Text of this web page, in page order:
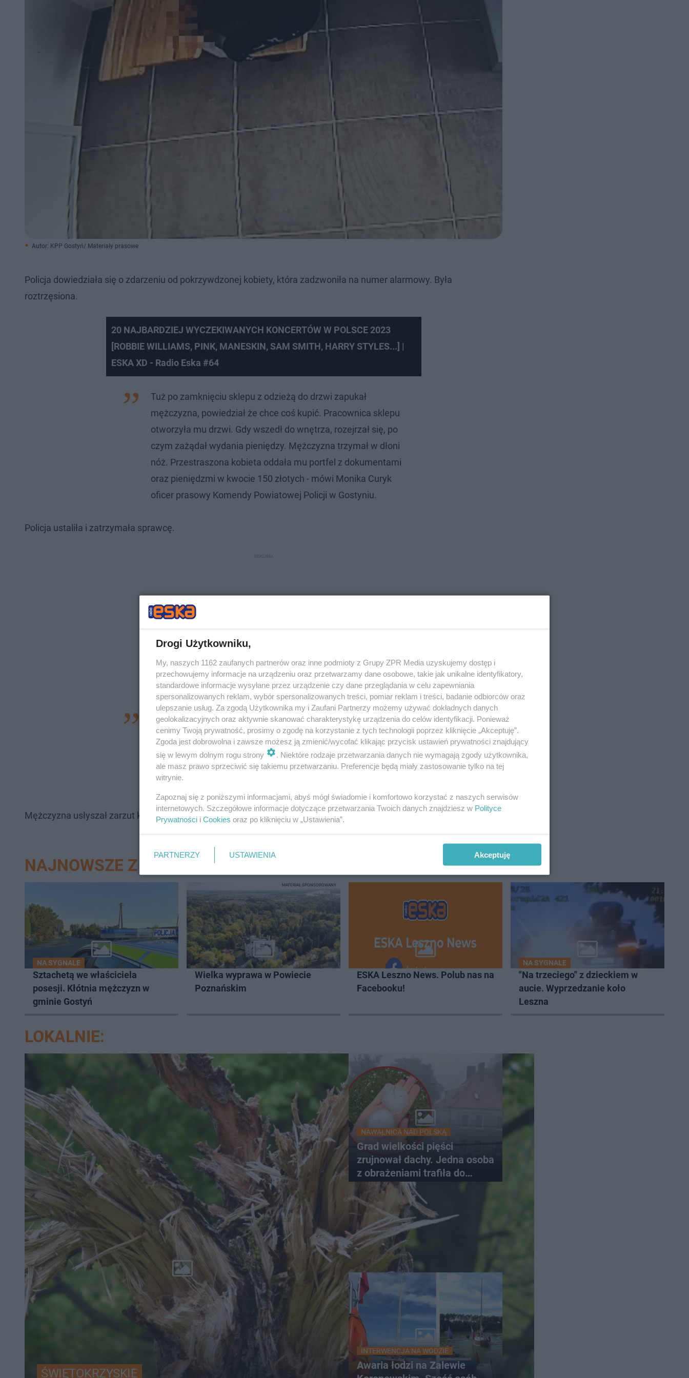
Autor: KPP Gostyń/ Materiały prasowe
Policja dowiedziała się o zdarzeniu od pokrzywdzonej kobiety, która zadzwoniła na numer alarmowy. Była
roztrzęsiona.
20 NAJBARDZIEJ WYCZEKIWANYCH KONCERTÓW W POLSCE 2023
[ROBBIE WILLIAMS, PINK, MANESKIN, SAM SMITH, HARRY STYLES...] |
ESKA XD - Radio Eska #64
Tuż po zamknięciu sklepu z odzieżą do drzwi zapukał
mężczyzna, powiedział że chce coś kupić. Pracownica sklepu
otworzyła mu drzwi. Gdy wszedł do wnętrza, rozejrzał się, po
czym zażądał wydania pieniędzy. Mężczyzna trzymał w dłoni
nóż. Przestraszona kobieta oddała mu portfel z dokumentami
oraz pieniędzmi w kwocie 150 złotych - mówi Monika Curyk
oficer prasowy Komendy Powiatowej Policji w Gostyniu.
Policja ustaliła i zatrzymała sprawcę.
Za kradzież odpowiedzialny jest 38-letni mieszkaniec Gostynia,
który jest doskonale znany policjantom z wcześniejszych
poczynań niezgodnych z prawem. W trakcie przeszukania
miejsca zamieszkania mężczyzny, znaleziono skradziony portfel
oraz część dokumentów - dodaje M. Curyk.
Mężczyzna usłyszał zarzut kradzieży szczególnie zuchwałej, za co grozi mu 8 lat więzienia.
NAJNOWSZE Z DZIAŁU LESZNO
NA SYGNALE
Sztachetą we właściciela
posesji. Kłótnia mężczyzn w
gminie Gostyń
Wielka wyprawa w Powiecie
Poznańskim
MATERIAŁ SPONSOROWANY
ESKA Leszno News. Polub nas na
Facebooku!
NA SYGNALE
"Na trzeciego" z dzieckiem w
aucie. Wyprzedzanie koło
Leszna
LOKALNIE:
ŚWIĘTOKRZYSKIE
NAWAŁNICA NAD POLSKĄ
Grad wielkości pięści
zrujnował dachy. Jedna osoba
z obrażeniami trafiła do
szpitala
INTERWENCJA NA WODZIE
Awaria łodzi na Zalewie
Drogi Użytkowniku,
My, naszych 1162 zaufanych partnerów oraz inne podmioty z Grupy ZPR Media uzyskujemy dostęp i
przechowujemy informacje na urządzeniu oraz przetwarzamy dane osobowe, takie jak unikalne identyfikatory,
standardowe informacje wysyłane przez urządzenie czy dane przeglądania w celu zapewniania
spersonalizowanych reklam, wybór spersonalizowanych treści, pomiar reklam i treści, badanie odbiorców oraz
ulepszanie usług. Za zgodą Użytkownika my i Zaufani Partnerzy możemy używać dokładnych danych
geolokalizacyjnych oraz aktywnie skanować charakterystykę urządzenia do celów identyfikacji. Ponieważ
cenimy Twoją prywatność, prosimy o zgodę na korzystanie z tych technologii poprzez kliknięcie „Akceptuję”.
Zgoda jest dobrowolna i zawsze możesz ją zmienić/wycofać klikając przycisk ustawień prywatności znajdujący
się w lewym dolnym rogu strony
. Niektóre rodzaje przetwarzania danych nie wymagają zgody użytkownika,
ale masz prawo sprzeciwić się takiemu przetwarzaniu. Preferencje będą miały zastosowanie tylko na tej
witrynie.
Zapoznaj się z poniższymi informacjami, abyś mógł świadomie i komfortowo korzystać z naszych serwisów
internetowych. Szczegółowe informacje dotyczące przetwarzania Twoich danych znajdziesz w Polityce
Prywatności i Cookies oraz po kliknięciu w „Ustawienia”.
PARTNERZY USTAWIENIA Akceptuję